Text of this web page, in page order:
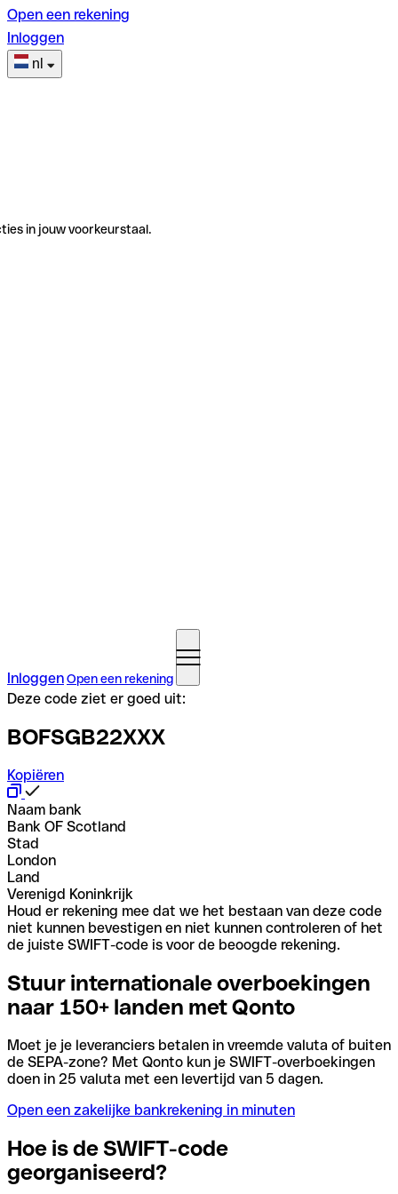
Open een rekening
Inloggen
nl
in jouw voorkeurstaal.
InloggenOpen een rekening
Deze code ziet er goed uit:
BOFSGB22XXX
Kopiëren
Naam bank
Bank OF Scotland
Stad
London
Land
Verenigd Koninkrijk
Houd er rekening mee dat we het bestaan van deze code
niet kunnen bevestigen en niet kunnen controleren of het
de juiste SWIFT-code is voor de beoogde rekening.
Stuur internationale overboekingen
naar 150+ landen met Qonto
Moet je je leveranciers betalen in vreemde valuta of buiten
de SEPA-zone? Met Qonto kun je SWIFT-overboekingen
doen in 25 valuta met een levertijd van 5 dagen.
Open een zakelijke bankrekening in minuten
Hoe is de SWIFT-code
georganiseerd?